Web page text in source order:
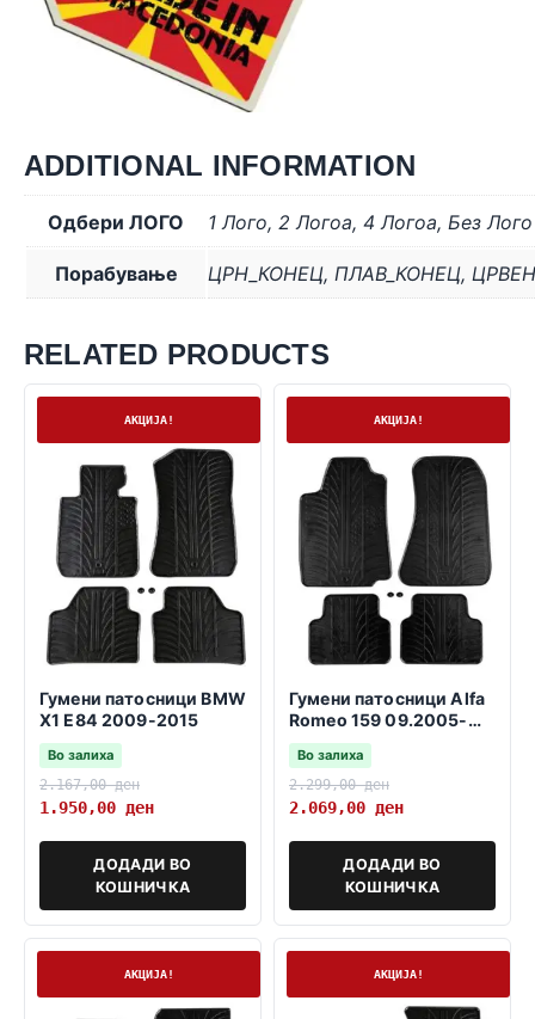
ADDITIONAL INFORMATION
Одбери ЛОГО 1 Лого, 2 Логоa, 4 Логоa, Без Лого
Порабување ЦРН_КОНЕЦ, ПЛАВ_КОНЕЦ,
RELATED PRODUCTS
АКЦИЈА!
Гумени патосници BMW
X1 E84 2009-2015
Во залиха
2.167,00ден
1.950,00 ден
ДОДАДИ ВО
КОШНИЧКА
АКЦИЈА!
Гумени патосници Alfa
Romeo 159 09.2005-
11.2011
Во залиха
2.299,00ден
2.069,00 ден
ДОДАДИ ВО
КОШНИЧКА
АКЦИЈА! Нема залихаАКЦИЈА!